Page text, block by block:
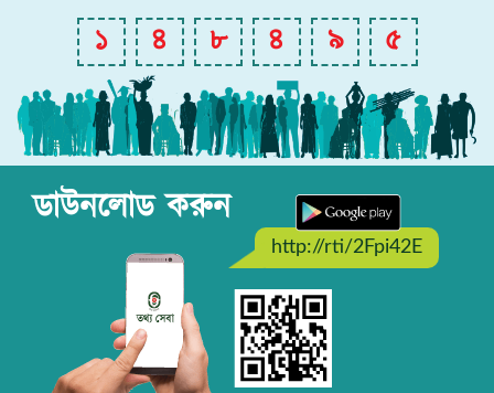
১ ৪ ৮ ৪ ৯ ৫
ডাউনলোড করুন
http://rti/2Fpi42E